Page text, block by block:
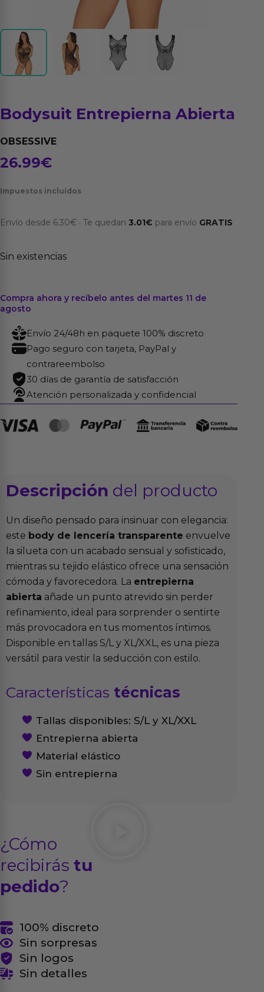
Bodysuit Entrepierna Abierta
OBSESSIVE
26.99€
Impuestos incluídos
Envío desde 6.30€ · Te quedan 3.01€ para envío GRATIS
Sin existencias
Compra ahora y recíbelo antes del martes 11 de
agosto
Envío 24/48h en paquete 100% discreto
Pago seguro con tarjeta, PayPal y
contrareembolso
30 días de garantía de satisfacción
Atención personalizada y confidencial
Descripción del producto
Un diseño pensado para insinuar con elegancia:
este body de lencería transparente envuelve
la silueta con un acabado sensual y sofisticado,
mientras su tejido elástico ofrece una sensación
cómoda y favorecedora. La entrepierna
abierta añade un punto atrevido sin perder
refinamiento, ideal para sorprender o sentirte
más provocadora en tus momentos íntimos.
Disponible en tallas S/L y XL/XXL, es una pieza
versátil para vestir la seducción con estilo.
Características técnicas
Tallas disponibles: S/L y XL/XXL
Entrepierna abierta
Material elástico
Sin entrepierna
¿Cómo
recibirás tu
pedido?
100% discreto
Sin sorpresas
Sin logos
Sin detalles